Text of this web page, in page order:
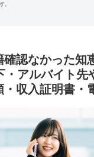
。
確認なかった知
・アルバイト先
・収入証明書・